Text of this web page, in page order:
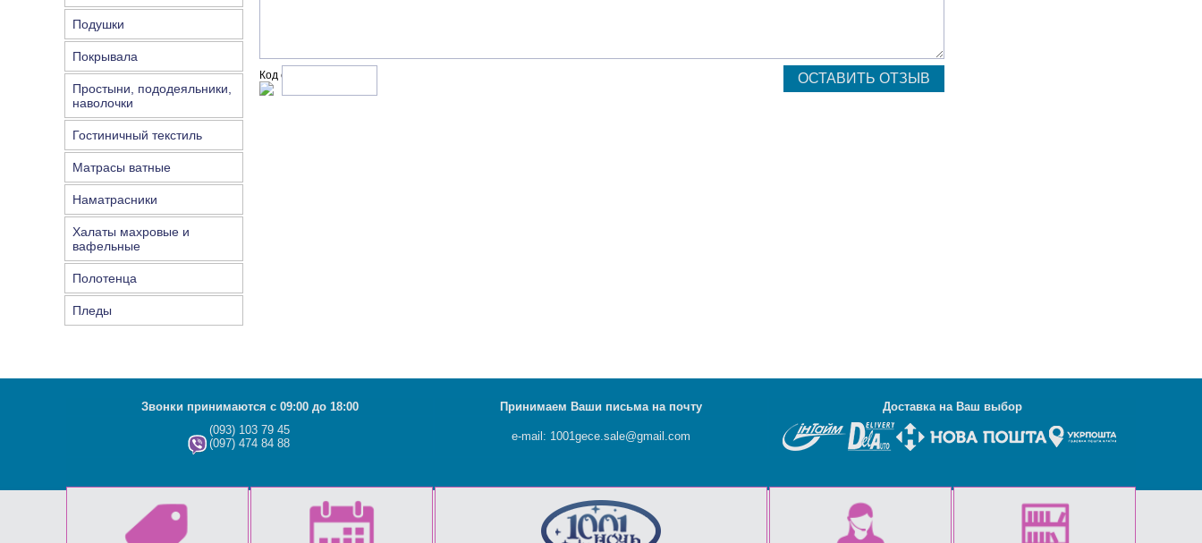
Подушки
Покрывала
Простыни, пододеяльники,
наволочки
Гостиничный текстиль
Матрасы ватные
Наматрасники
Халаты махровые и
вафельные
Полотенца
Пледы
Код с рисунка:
Звонки принимаются с 09:00 до 18:00 Принимаем Ваши письма на почту Доставка на Ваш выбор
(093) 103 79 45
(097) 474 84 88
e-mail: 1001gece.sale@gmail.com